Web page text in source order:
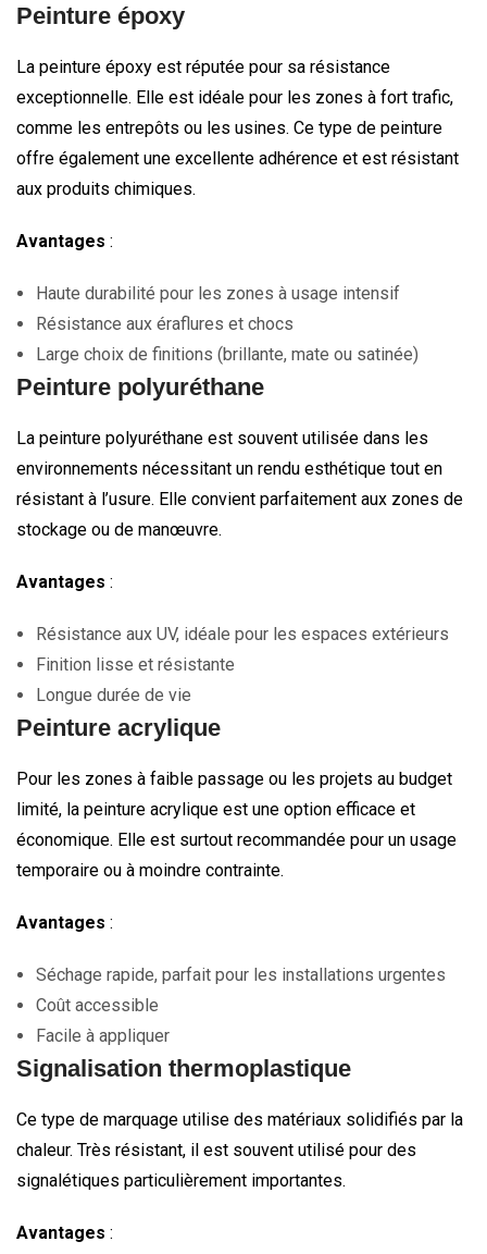
Peinture époxy
La peinture époxy est réputée pour sa résistance
exceptionnelle. Elle est idéale pour les zones à fort trafic,
comme les entrepôts ou les usines. Ce type de peinture
offre également une excellente adhérence et est résistant
aux produits chimiques.
Avantages :
Haute durabilité pour les zones à usage intensif
Résistance aux éraflures et chocs
Large choix de finitions (brillante, mate ou satinée)
Peinture polyuréthane
La peinture polyuréthane est souvent utilisée dans les
environnements nécessitant un rendu esthétique tout en
résistant à l’usure. Elle convient parfaitement aux zones de
stockage ou de manœuvre.
Avantages :
Résistance aux UV, idéale pour les espaces extérieurs
Finition lisse et résistante
Longue durée de vie
Peinture acrylique
Pour les zones à faible passage ou les projets au budget
limité, la peinture acrylique est une option efficace et
économique. Elle est surtout recommandée pour un usage
temporaire ou à moindre contrainte.
Avantages :
Séchage rapide, parfait pour les installations urgentes
Coût accessible
Facile à appliquer
Signalisation thermoplastique
Ce type de marquage utilise des matériaux solidifiés par la
chaleur. Très résistant, il est souvent utilisé pour des
signalétiques particulièrement importantes.
Avantages :